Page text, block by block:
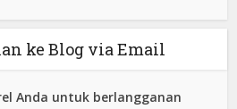
ke Blog via Email
Anda untuk berlangganan